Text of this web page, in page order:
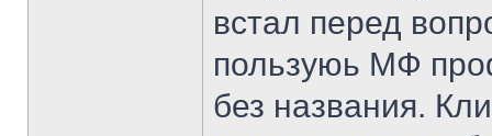
встал перед
пользуюь МФ
без названия.